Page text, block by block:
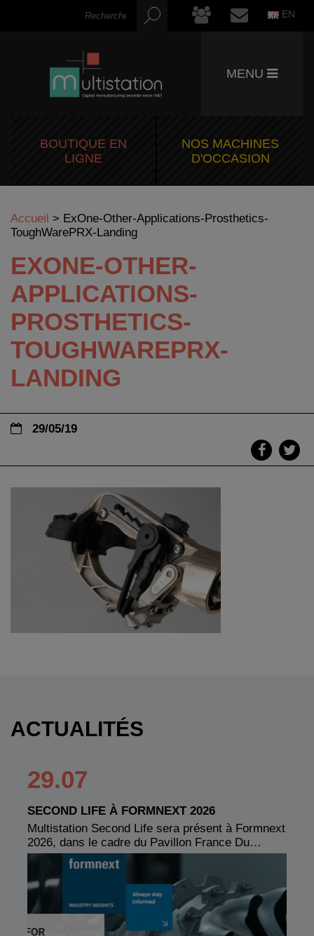
EN
MENU
BOUTIQUE EN
LIGNE
NOS MACHINES
D'OCCASION
Accueil > ExOne-Other-Applications-Prosthetics-
ToughWarePRX-Landing
EXONE-OTHER-
APPLICATIONS-
PROSTHETICS-
TOUGHWAREPRX-
LANDING
29/05/19
ACTUALITÉS
29.07
SECOND LIFE À FORMNEXT 2026
Multistation Second Life sera présent à Formnext
2026, dans le cadre du Pavillon France Du…